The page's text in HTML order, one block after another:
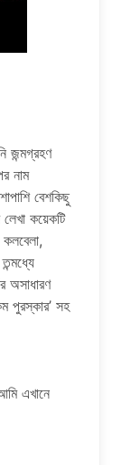
জন্মগ্রহণ
নাম
বেশকিছু
লেখা কয়েকটি
অসাধারণ
পুরস্কার’ সহ
এখানে